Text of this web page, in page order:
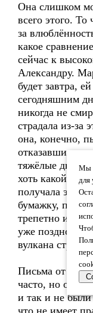
Она слишком
всего этого. То
за
какое
сейчас к
Александру.
будет завтра,
сегодняшним
никогда не
страдала из-за
она, конечно,
отказавшись
тяжёлые дни,
хоть какой-то
получала эту
бумажку,
трепетно и
уже поздно.
вулкана
Письма от
часто, но они
и так и не
что не имеет
Мы
для